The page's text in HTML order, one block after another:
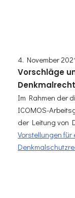
4. November
Vorschläge
Denkmalrecht
Im Rahmen der
ICOMOS-
der Leitung von
Vorstellungen